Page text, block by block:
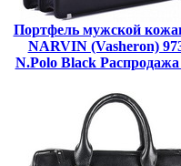
Портфель мужской
NARVIN (Vasheron)
N.Polo Black